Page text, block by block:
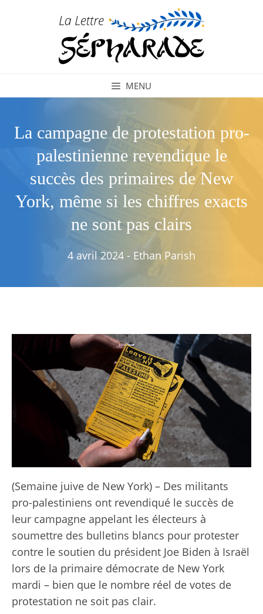
MENU
La campagne de protestation pro-
palestinienne revendique le
succès des primaires de New
York, même si les chiffres exacts
ne sont pas clairs
4 avril 2024 - Ethan Parish
(Semaine juive de New York) – Des militants
pro-palestiniens ont revendiqué le succès de
leur campagne appelant les électeurs à
soumettre des bulletins blancs pour protester
contre le soutien du président Joe Biden à Israël
lors de la primaire démocrate de New York
mardi – bien que le nombre réel de votes de
protestation ne soit pas clair.